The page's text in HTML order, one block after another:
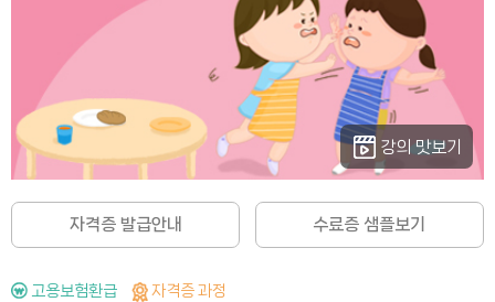
강의 맛보기
자격증 발급안내 수료증 샘플보기
고용보험환급 자격증 과정